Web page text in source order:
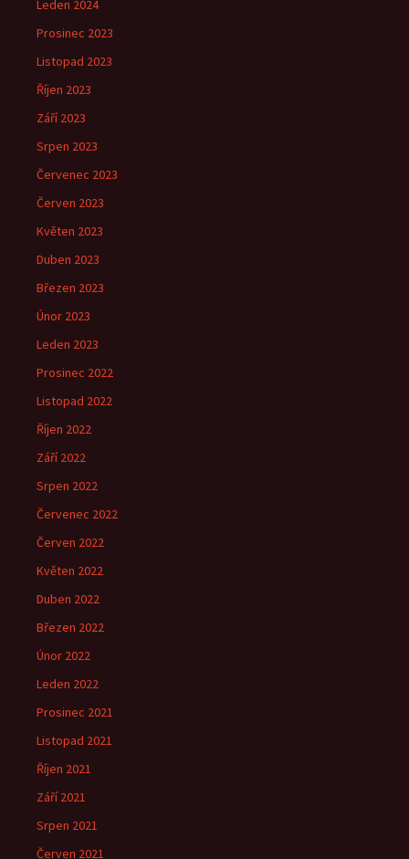
Leden 2024
Prosinec 2023
Listopad 2023
Říjen 2023
Září 2023
Srpen 2023
Červenec 2023
Červen 2023
Květen 2023
Duben 2023
Březen 2023
Únor 2023
Leden 2023
Prosinec 2022
Listopad 2022
Říjen 2022
Září 2022
Srpen 2022
Červenec 2022
Červen 2022
Květen 2022
Duben 2022
Březen 2022
Únor 2022
Leden 2022
Prosinec 2021
Listopad 2021
Říjen 2021
Září 2021
Srpen 2021
Červen 2021